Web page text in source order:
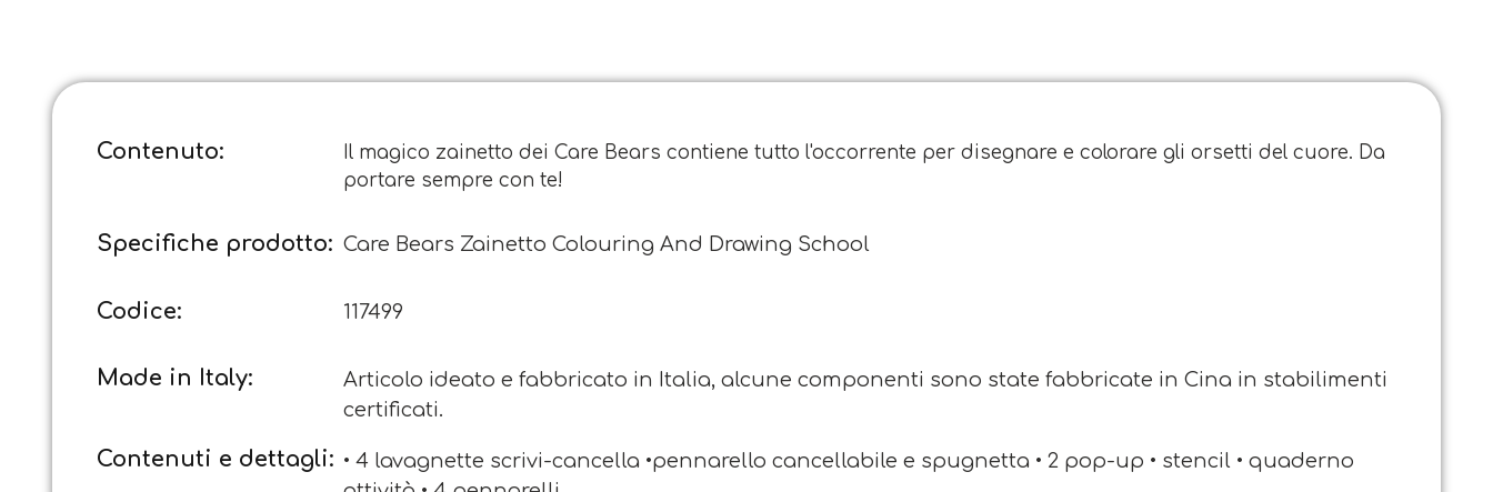
Contenuto:
Il magico zainetto dei Care Bears contiene tutto l'occorrente per disegnare e colorare gli orsetti del cuore. Da
portare sempre con te!
Specifiche prodotto: Care Bears Zainetto Colouring And Drawing School
Codice: 117499
Made in Italy:
Articolo ideato e fabbricato in Italia, alcune componenti sono state fabbricate in Cina in stabilimenti
certificati.
Contenuti e dettagli: • 4 lavagnette scrivi-cancella •pennarello cancellabile e spugnetta • 2 pop-up • stencil • quaderno